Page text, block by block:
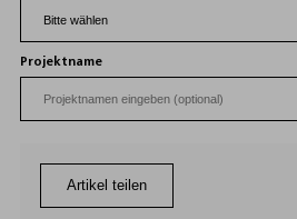
Projektname
Artikel teilen